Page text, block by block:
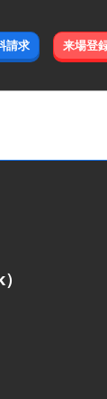
請求 来場登